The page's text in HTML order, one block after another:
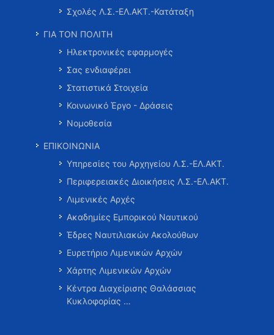
Σχολές Λ.Σ.-ΕΛ.ΑΚΤ.-Κατάταξη
ΓΙΑ ΤΟΝ ΠΟΛΙΤΗ
Ηλεκτρονικές εφαρμογές
Σας ενδιαφέρει
Στατιστικά Στοιχεία
Κοινωνικό Έργο - Δράσεις
Νομοθεσία
ΕΠΙΚΟΙΝΩΝΙΑ
Υπηρεσίες του Αρχηγείου Λ.Σ.-ΕΛ.ΑΚΤ.
Περιφερειακές Διοικήσεις Λ.Σ.-ΕΛ.ΑΚΤ.
Λιμενικές Αρχές
Ακαδημίες Εμπορικού Ναυτικού
Έδρες Ναυτιλιακών Ακολούθων
Ευρετήριο Λιμενικών Αρχών
Χάρτης Λιμενικών Αρχών
Κέντρα Διαχείρισης Θαλάσσιας
Κυκλοφορίας …